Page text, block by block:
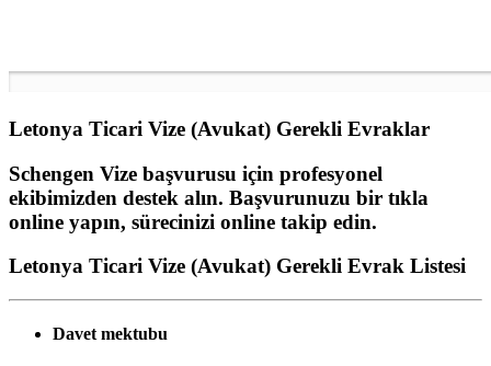
Letonya Ticari Vize (Avukat) Gerekli Evraklar
Schengen Vize başvurusu için profesyonel
ekibimizden destek alın. Başvurunuzu bir tıkla
online yapın, sürecinizi online takip edin.
Letonya Ticari Vize (Avukat) Gerekli Evrak Listesi
Davet mektubu